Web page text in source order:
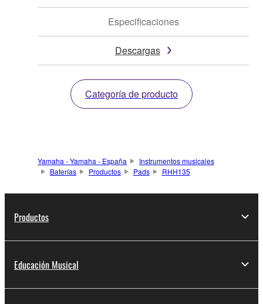
Especificaciones
Descargas
Categoría de producto
Yamaha - Yamaha - España
Instrumentos musicales
Baterías
Productos Pads RHH135
Productos
Educación Musical